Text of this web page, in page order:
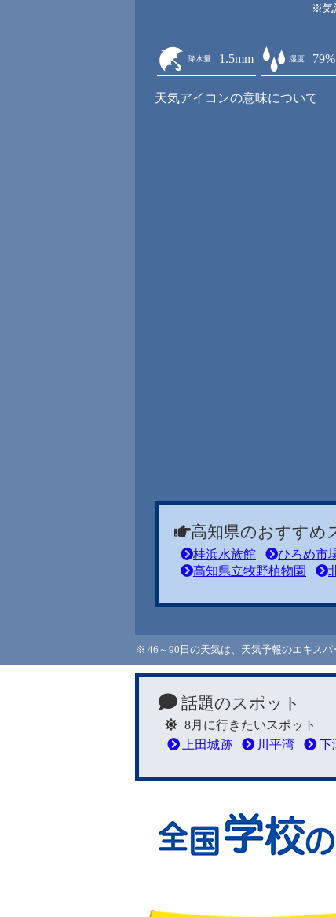
※気
降水量 1.5mm 湿度 79%
天気アイコンの意味について
高知県のおすすめ
桂浜水族館 ひろめ市
高知県立牧野植物園
※ 46～90日の天気は、天気予報のエキス
話題のスポット
8月に行きたいスポット
上田城跡
川平湾 下